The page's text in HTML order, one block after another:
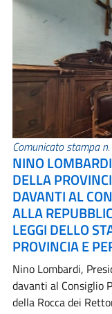
Comunicato stampa
NINO
DELLA
DAVANTI AL
ALLA
LEGGI DELLO
PROVINCIA E
Nino Lombardi,
davanti al Consiglio
della Rocca dei